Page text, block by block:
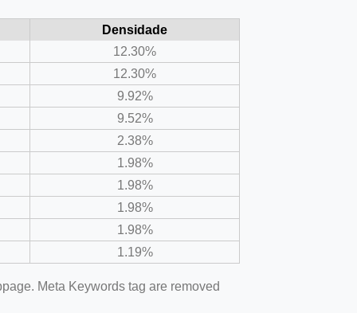
Densidade
12.30%
12.30%
9.92%
9.52%
2.38%
1.98%
1.98%
1.98%
1.98%
1.19%
Meta Keywords tag are removed